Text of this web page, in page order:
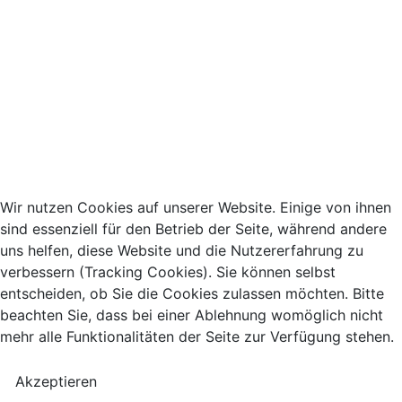
Wir nutzen Cookies auf unserer Website. Einige von ihnen
sind essenziell für den Betrieb der Seite, während andere
uns helfen, diese Website und die Nutzererfahrung zu
verbessern (Tracking Cookies). Sie können selbst
entscheiden, ob Sie die Cookies zulassen möchten. Bitte
beachten Sie, dass bei einer Ablehnung womöglich nicht
mehr alle Funktionalitäten der Seite zur Verfügung stehen.
Akzeptieren